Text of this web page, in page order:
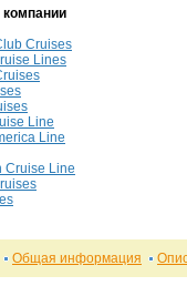
компании
Cruises
Lines
Line
Line
Cruise Line
Общая информация